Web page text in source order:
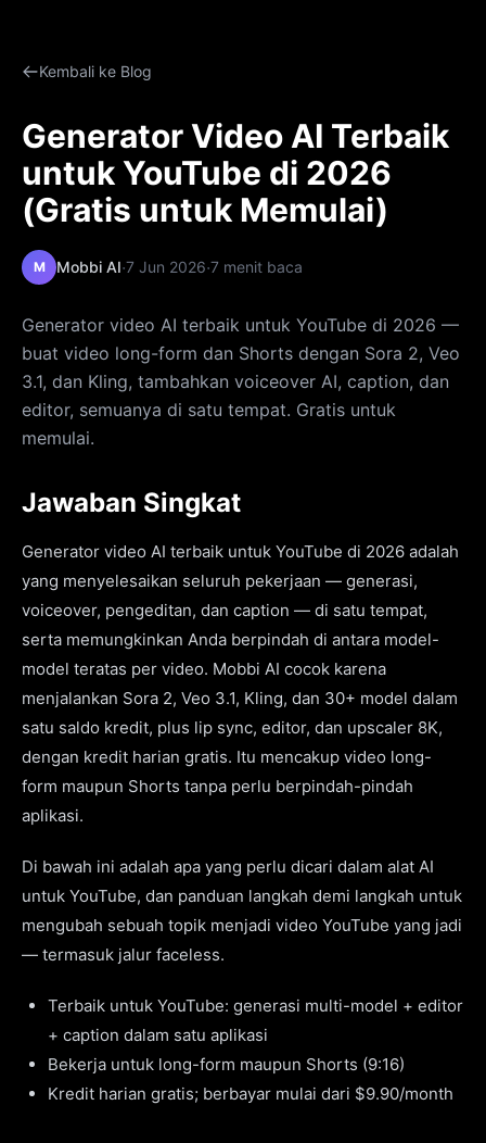
Kembali ke Blog
Generator Video AI Terbaik
untuk YouTube di 2026
(Gratis untuk Memulai)
M Mobbi AI·7 Jun 2026·7 menit baca
Generator video AI terbaik untuk YouTube di 2026 —
buat video long-form dan Shorts dengan Sora 2, Veo
3.1, dan Kling, tambahkan voiceover AI, caption, dan
editor, semuanya di satu tempat. Gratis untuk
memulai.
Jawaban Singkat
Generator video AI terbaik untuk YouTube di 2026 adalah
yang menyelesaikan seluruh pekerjaan — generasi,
voiceover, pengeditan, dan caption — di satu tempat,
serta memungkinkan Anda berpindah di antara model-
model teratas per video. Mobbi AI cocok karena
menjalankan Sora 2, Veo 3.1, Kling, dan 30+ model dalam
satu saldo kredit, plus lip sync, editor, dan upscaler 8K,
dengan kredit harian gratis. Itu mencakup video long-
form maupun Shorts tanpa perlu berpindah-pindah
aplikasi.
Di bawah ini adalah apa yang perlu dicari dalam alat AI
untuk YouTube, dan panduan langkah demi langkah untuk
mengubah sebuah topik menjadi video YouTube yang jadi
— termasuk jalur faceless.
Terbaik untuk YouTube: generasi multi-model + editor
+ caption dalam satu aplikasi
Bekerja untuk long-form maupun Shorts (9:16)
Kredit harian gratis; berbayar mulai dari $9.90/month